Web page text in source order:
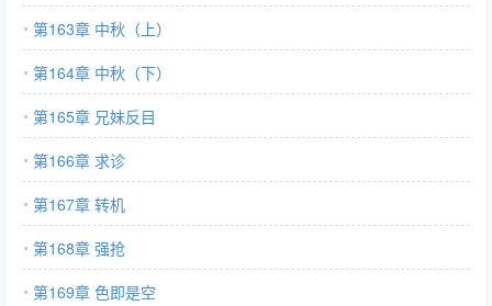
第163章 中秋（上）
第164章 中秋（下）
第165章 兄妹反目
第166章 求诊
第167章 转机
第168章 强抢
第169章 色即是空